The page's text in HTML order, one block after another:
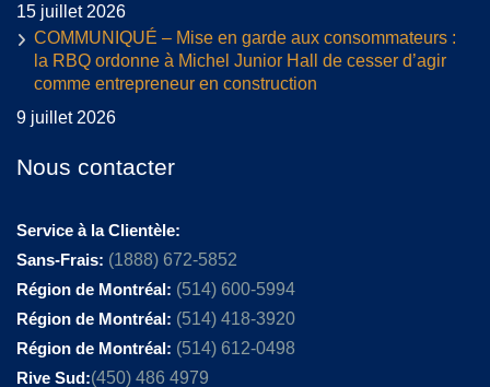
15 juillet 2026
COMMUNIQUÉ – Mise en garde aux consommateurs :
la RBQ ordonne à Michel Junior Hall de cesser d’agir
comme entrepreneur en construction
9 juillet 2026
Nous contacter
Service à la Clientèle:
Sans-Frais: (1888) 672-5852
Région de Montréal: (514) 600-5994
Région de Montréal: (514) 418-3920
Région de Montréal: (514) 612-0498
Rive Sud:(450) 486 4979